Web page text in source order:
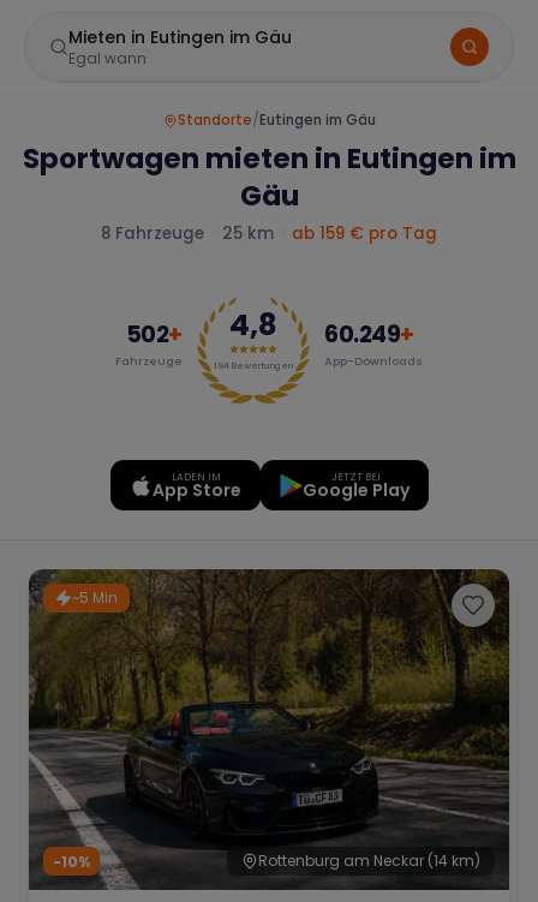
Mieten in Eutingen im Gäu
Egal wann
Marke
Porsche Lamborghini Ferrari
McLaren Ford Jaguar
Tesla Chevrolet Dodge
Wann
Zeitraum wählen
Standorte/Eutingen im Gäu
Sportwagen mieten in Eutingen im
Gäu
8 Fahrzeuge 25 km ab 159 € pro Tag
502+
Fahrzeuge
4,8
194Bewertungen
60.249+
App-Downloads
LADEN IM
App Store
JETZT BEI
Google Play
~5 Min
Rottenburg am Neckar (14 km)
-10%